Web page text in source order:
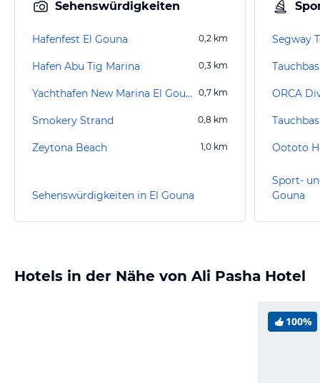
Sehenswürdigkeiten
Hafenfest El Gouna 0,2 km
Hafen Abu Tig Marina 0,3 km
Yachthafen New Marina El Gouna 0,7 km
Smokery Strand 0,8 km
Zeytona Beach 1,0 km
Sehenswürdigkeiten in El Gouna
Segway
ORCA
Oototo
Sport-
Gouna
Hotels in der Nähe von Ali Pasha Hotel
100%